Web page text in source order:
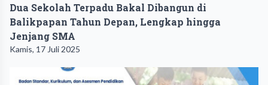
Dua Sekolah Terpadu Bakal Dibangun di
Balikpapan Tahun Depan, Lengkap hingga
Jenjang SMA
Kamis, 17 Juli 2025